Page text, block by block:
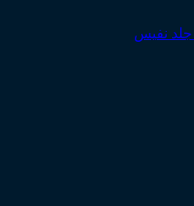
جلد نفیس